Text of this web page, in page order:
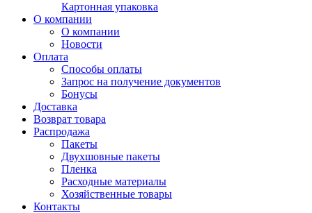
Картонная упаковка
О компании
О компании
Новости
Оплата
Способы оплаты
Запрос на получение документов
Бонусы
Доставка
Возврат товара
Распродажа
Пакеты
Двухшовные пакеты
Пленка
Расходные материалы
Хозяйственные товары
Контакты